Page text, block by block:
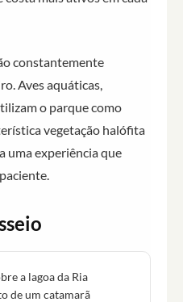
constantemente
Aves aquáticas,
o parque como
vegetação halófita
uma experiência que
a lagoa da Ria
de um catamarã